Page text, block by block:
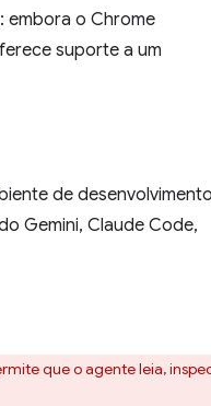
embora o Chrome
suporte a um
de
Gemini, Claude Code,
que o agente leia,